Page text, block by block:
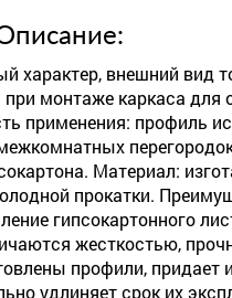
характер, внешний вид
монтаже каркаса для
применения: профиль
Материал:
прокатки.
гипсокартонного
жесткостью,
профили, придает
удлиняет срок их